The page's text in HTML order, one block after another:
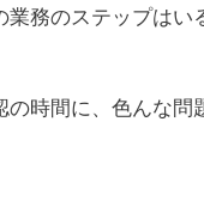
業務のステップはい
の時間に、色んな問